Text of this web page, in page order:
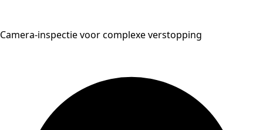
Camera-inspectie voor complexe verstopping